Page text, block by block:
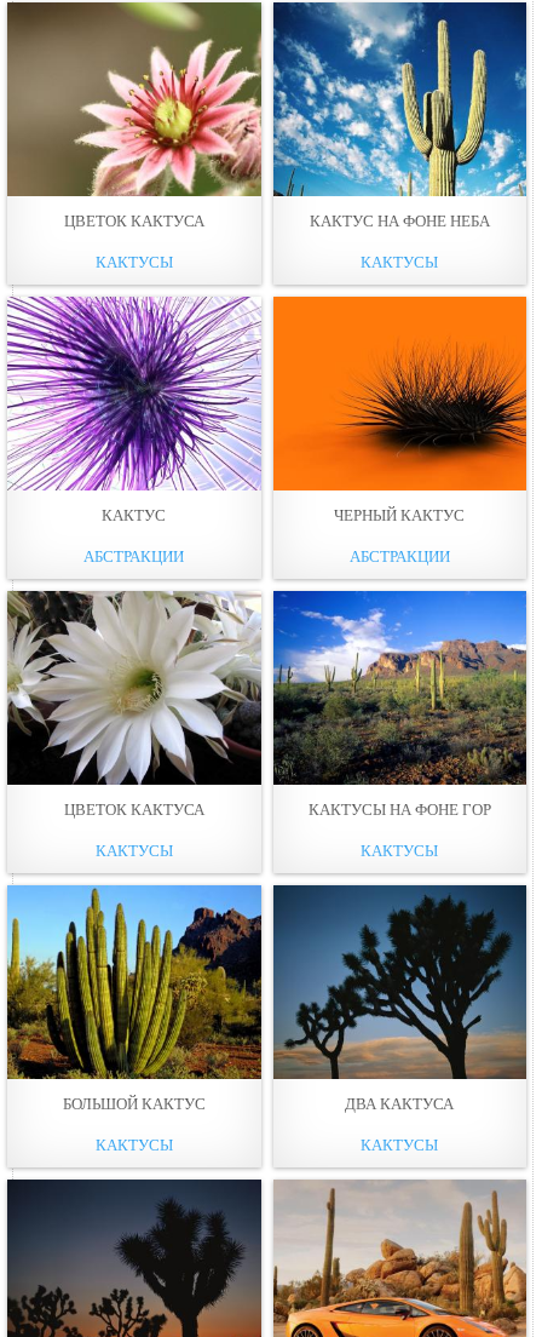
ЦВЕТОК КАКТУСА
КАКТУСЫ
КАКТУС НА ФОНЕ НЕБА
КАКТУСЫ
КАКТУС
АБСТРАКЦИИ
ЧЕРНЫЙ КАКТУС
АБСТРАКЦИИ
ЦВЕТОК КАКТУСА
КАКТУСЫ
КАКТУСЫ НА ФОНЕ ГОР
КАКТУСЫ
БОЛЬШОЙ КАКТУС
КАКТУСЫ
ДВА КАКТУСА
КАКТУСЫ